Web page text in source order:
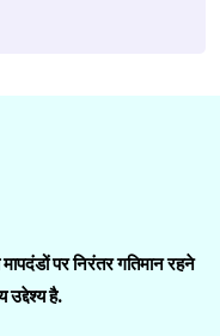
पर निरंतर गतिमान रहने
उद्देश्य है.